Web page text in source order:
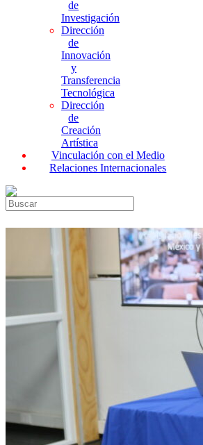
de
Investigación
Dirección
de
Innovación
y
Transferencia
Tecnológica
Dirección
de
Creación
Artística
Vinculación con el Medio
Relaciones Internacionales